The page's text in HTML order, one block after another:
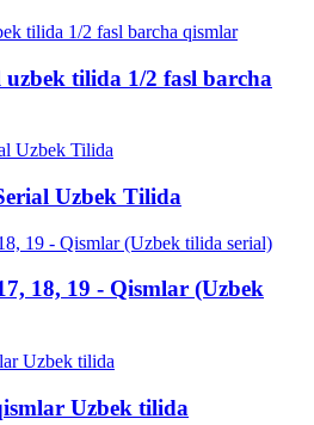
tilida 1/2 fasl barcha
Uzbek Tilida
18, 19 - Qismlar (Uzbek
Uzbek tilida